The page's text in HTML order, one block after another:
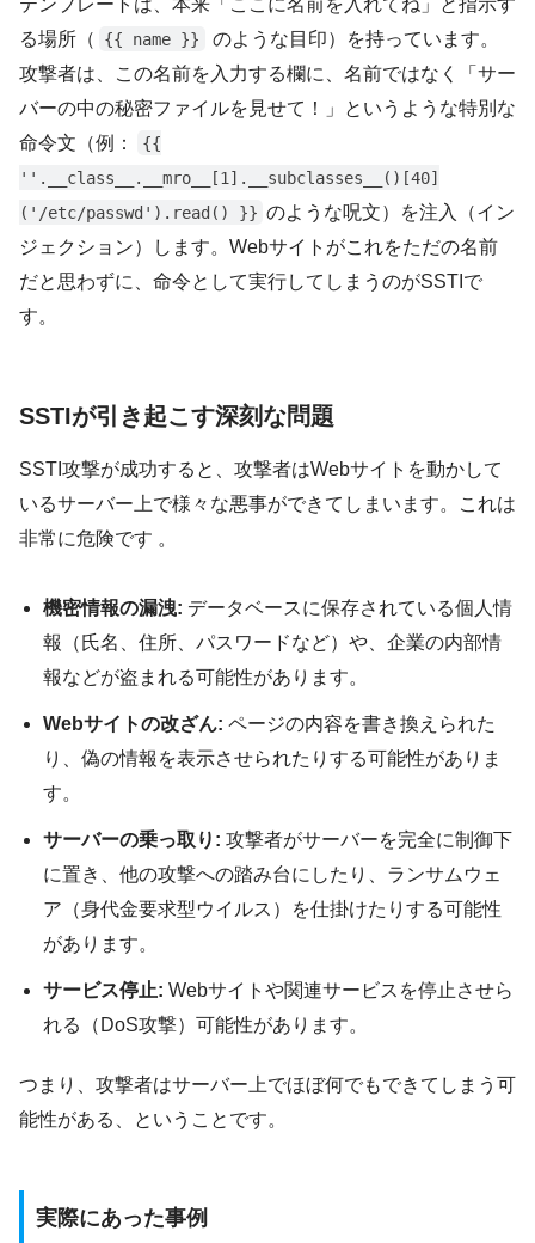
る場所（
{{ name }}
のような目印）を持っています。
攻撃者は、この名前を入力する欄に、名前ではなく「サー
バーの中の秘密ファイルを見せて！」というような特別な
命令文（例：
{{
''.__class__.__mro__[1].__subclasses__()[40]
('/etc/passwd').read() }} のような呪文）を注入（イン
ジェクション）します。Webサイトがこれをただの名前
だと思わずに、命令として実行してしまうのがSSTIで
す。
SSTIが引き起こす深刻な問題
SSTI攻撃が成功すると、攻撃者はWebサイトを動かして
いるサーバー上で様々な悪事ができてしまいます。これは
非常に危険です 。
機密情報の漏洩: データベースに保存されている個人情
報（氏名、住所、パスワードなど）や、企業の内部情
報などが盗まれる可能性があります。
Webサイトの改ざん: ページの内容を書き換えられた
り、偽の情報を表示させられたりする可能性がありま
す。
サーバーの乗っ取り: 攻撃者がサーバーを完全に制御下
に置き、他の攻撃への踏み台にしたり、ランサムウェ
ア（身代金要求型ウイルス）を仕掛けたりする可能性
があります。
サービス停止: Webサイトや関連サービスを停止させら
れる（DoS攻撃）可能性があります。
つまり、攻撃者はサーバー上でほぼ何でもできてしまう可
能性がある、ということです。
実際にあった事例